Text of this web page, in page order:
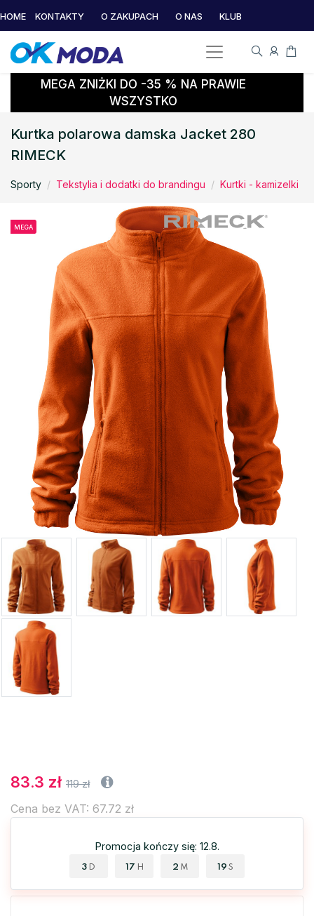
HOME KONTAKTY O ZAKUPACH O NAS KLUB
MEGA ZNIŻKI DO -35 % NA PRAWIE
WSZYSTKO
Kurtka polarowa damska Jacket 280
RIMECK
Sporty Tekstylia i dodatki do brandingu Kurtki - kamizelki
MEGA
83.3 zł 119 zł
Cena bez VAT: 67.72 zł
Promocja kończy się: 12.8.
3 D 17 H 2 M 18 S